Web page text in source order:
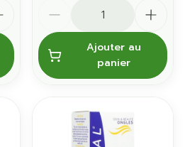
Ajouter au
panier